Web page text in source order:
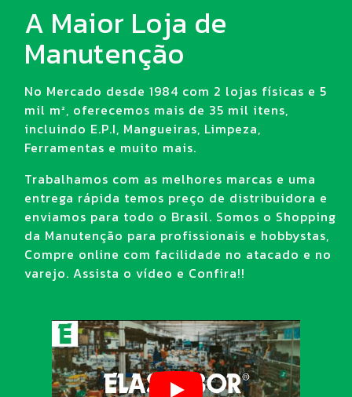
A Maior Loja de
Manutenção
No Mercado desde 1984 com 2 lojas físicas e 5
mil m², oferecemos mais de 35 mil itens,
incluindo E.P.I, Mangueiras, Limpeza,
Ferramentas e muito mais.
Trabalhamos com as melhores marcas e uma
entrega rápida temos preço de distribuidora e
enviamos para todo o Brasil. Somos o Shopping
da Manutenção para profissionais e hobbystas,
Compre online com facilidade no atacado e no
varejo. Assista o vídeo e Confira!!